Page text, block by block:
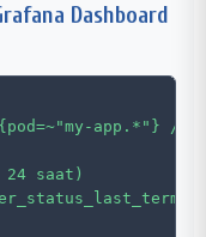
Dashboard
app.*"} /
24 saat)